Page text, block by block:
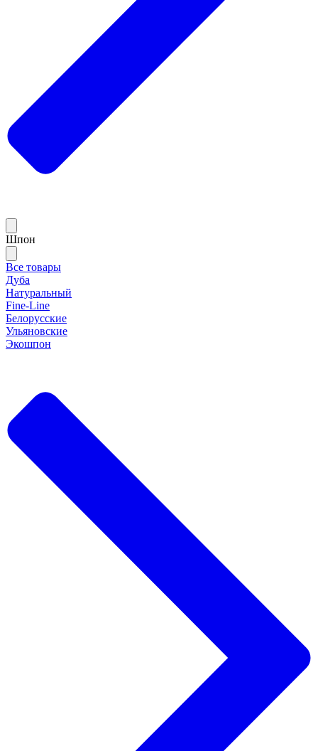
Шпон
Все товары
Дуба
Натуральный
Fine-Line
Белорусские
Ульяновские
Экошпон